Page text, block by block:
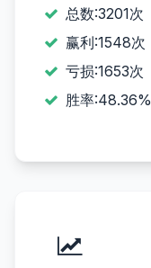
总数:3201次
赢利:1548次
亏损:1653次
胜率:48.36%